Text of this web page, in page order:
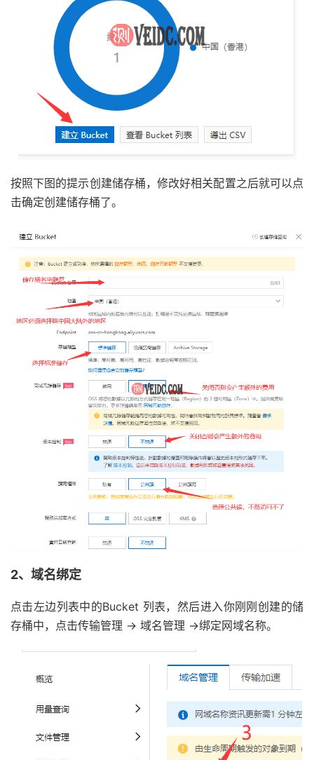
按照下图的提示创建储存桶，修改好相关配置之后就可以点
击确定创建储存桶了。
2、域名绑定
点击左边列表中的Bucket 列表，然后进入你刚刚创建的储
存桶中，点击传输管理 → 域名管理 →绑定网域名称。